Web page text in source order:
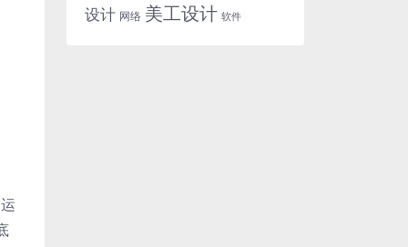
设计 网络 美工设计 软件